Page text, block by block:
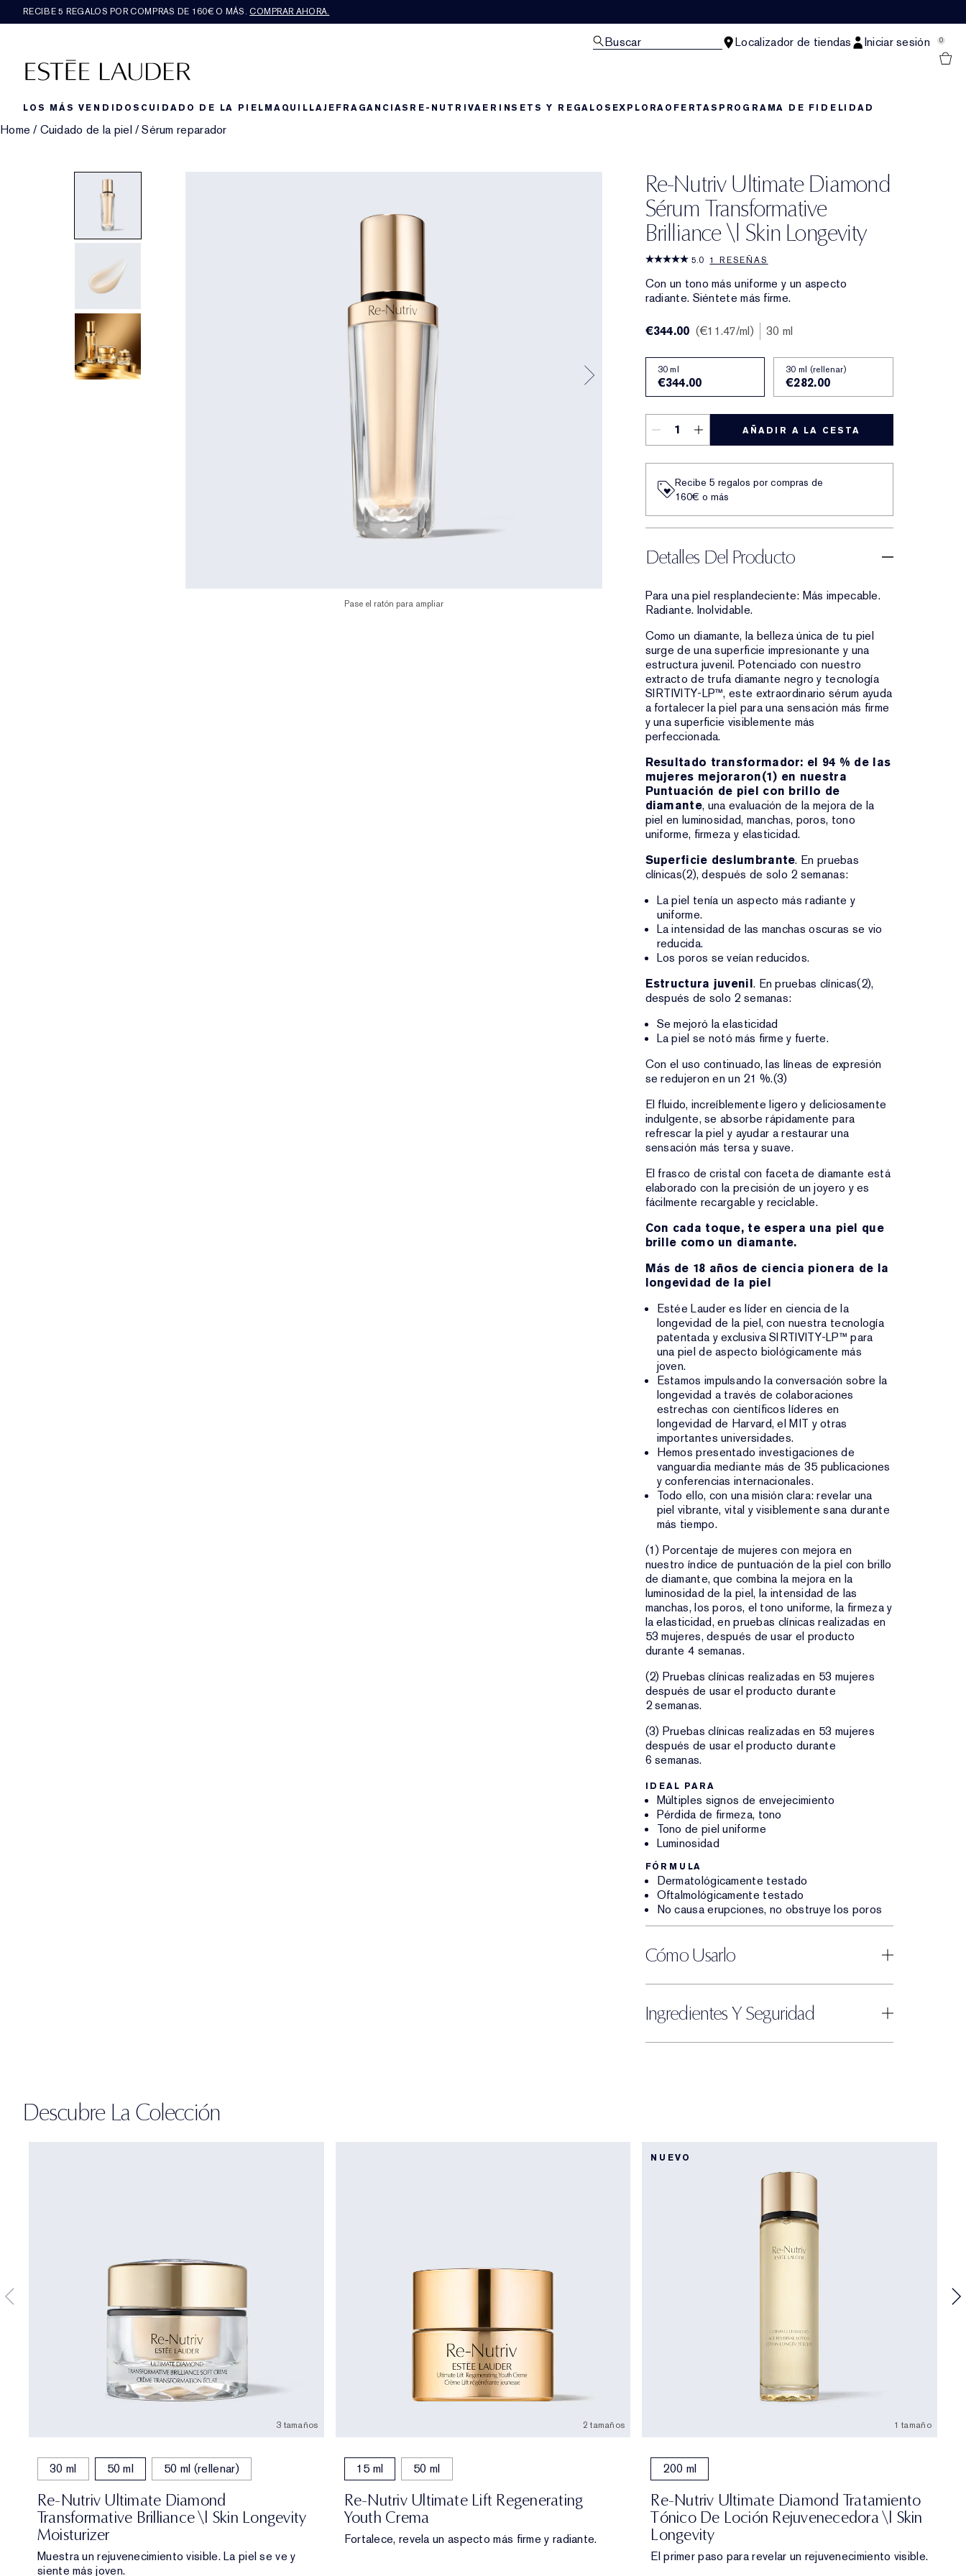
RECIBE 5 REGALOS POR COMPRAS DE 160€ O MÁS. COMPRAR AHORA.
Buscar Localizador de tiendas Iniciar sesión 0
LOS MÁS VENDIDOS CUIDADO DE LA PIELMAQUILLAJEFRAGANCIAS RE-NUTRIVAERINSETS Y REGALOS EXPLORAOFERTAS PROGRAMA DE FIDELIDAD
Home / Cuidado de la piel/ Sérum reparador
Re-Nutriv Ultimate Diamond
Sérum Transformative
Brilliance \| Skin Longevity
5.0 1 RESEÑAS
Con un tono más uniforme y un aspecto
radiante. Siéntete más firme.
Pase el ratón para ampliar
€344.00 €11.47/ml 30 ml
30 ml
€344.00
30 ml (rellenar)
€282.00
AÑADIR A LA CESTA
Recibe 5 regalos por compras de
160€ o más
Detalles Del Producto
Para una piel resplandeciente: Más impecable.
Radiante. Inolvidable.
Como un diamante, la belleza única de tu piel
surge de una superficie impresionante y una
estructura juvenil. Potenciado con nuestro
extracto de trufa diamante negro y tecnología
SIRTIVITY-LP™, este extraordinario sérum ayuda
a fortalecer la piel para una sensación más firme
y una superficie visiblemente más
perfeccionada.
Resultado transformador: el 94 % de las
mujeres mejoraron(1) en nuestra
Puntuación de piel con brillo de
diamante, una evaluación de la mejora de la
piel en luminosidad, manchas, poros, tono
uniforme, firmeza y elasticidad.
Superficie deslumbrante. En pruebas
clínicas(2), después de solo 2 semanas:
La piel tenía un aspecto más radiante y
uniforme.
La intensidad de las manchas oscuras se vio
reducida.
Los poros se veían reducidos.
Estructura juvenil. En pruebas clínicas(2),
después de solo 2 semanas:
Se mejoró la elasticidad
La piel se notó más firme y fuerte.
Con el uso continuado, las líneas de expresión
se redujeron en un 21 %.(3)
El fluido, increíblemente ligero y deliciosamente
indulgente, se absorbe rápidamente para
refrescar la piel y ayudar a restaurar una
sensación más tersa y suave.
El frasco de cristal con faceta de diamante está
elaborado con la precisión de un joyero y es
fácilmente recargable y reciclable.
Con cada toque, te espera una piel que
brille como un diamante.
Más de 18 años de ciencia pionera de la
longevidad de la piel
Estée Lauder es líder en ciencia de la
longevidad de la piel, con nuestra tecnología
patentada y exclusiva SIRTIVITY-LP™ para
una piel de aspecto biológicamente más
joven.
Estamos impulsando la conversación sobre la
longevidad a través de colaboraciones
estrechas con científicos líderes en
longevidad de Harvard, el MIT y otras
importantes universidades.
Hemos presentado investigaciones de
vanguardia mediante más de 35 publicaciones
y conferencias internacionales.
Todo ello, con una misión clara: revelar una
piel vibrante, vital y visiblemente sana durante
más tiempo.
(1) Porcentaje de mujeres con mejora en
nuestro índice de puntuación de la piel con brillo
de diamante, que combina la mejora en la
luminosidad de la piel, la intensidad de las
manchas, los poros, el tono uniforme, la firmeza y
la elasticidad, en pruebas clínicas realizadas en
53 mujeres, después de usar el producto
durante 4 semanas.
(2) Pruebas clínicas realizadas en 53 mujeres
después de usar el producto durante
2 semanas.
(3) Pruebas clínicas realizadas en 53 mujeres
después de usar el producto durante
6 semanas.
IDEAL PARA
Múltiples signos de envejecimiento
Pérdida de firmeza, tono
Tono de piel uniforme
Luminosidad
FÓRMULA
Dermatológicamente testado
Oftalmológicamente testado
No causa erupciones, no obstruye los poros
Cómo Usarlo
Ingredientes Y Seguridad
Descubre La Colección
3 tamaños
30 ml 50 ml 50 ml (rellenar)
Re-Nutriv Ultimate Diamond
Transformative Brilliance \| Skin Longevity
Moisturizer
Muestra un rejuvenecimiento visible. La piel se ve y
siente más joven.
2 tamaños
15 ml 50 ml
Re-Nutriv Ultimate Lift Regenerating
Youth Crema
Fortalece, revela un aspecto más firme y radiante.
NUEVO
1 tamaño
200 ml
Re-Nutriv Ultimate Diamond Tratamiento
Tónico De Loción Rejuvenecedora \| Skin
Longevity
El primer paso para revelar un rejuvenecimiento visible.